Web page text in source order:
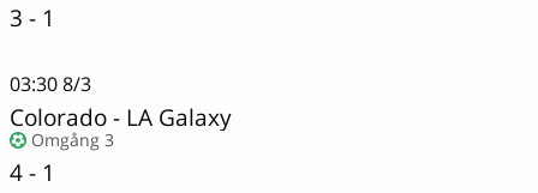
3 - 1
03:308/3
Colorado- LA Galaxy
Omgång 3
4 - 1